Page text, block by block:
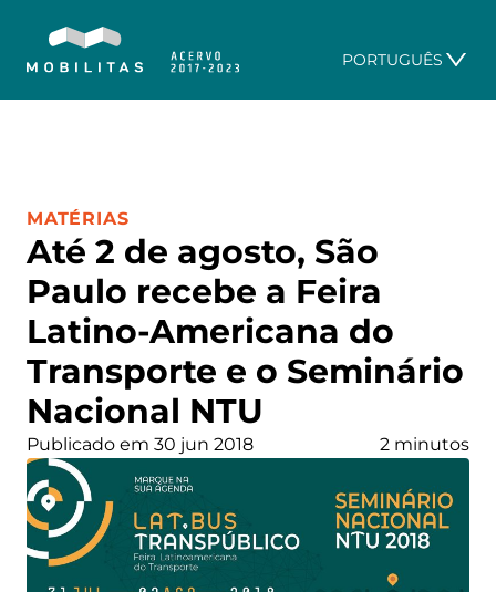
PORTUGUÊS
Até 2 de agosto, São
Paulo recebe a Feira
Latino-Americana do
Transporte e o Seminário
Nacional NTU
CATEGORIA:
MATÉRIAS
Publicado em 30 jun 2018 2 minutos